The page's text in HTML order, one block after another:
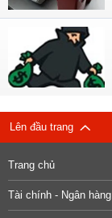
Lên đầu trang
Trang chủ
Tài chính - Ngân hàng